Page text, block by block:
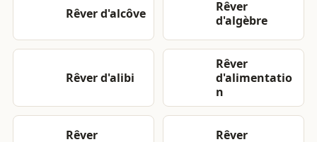
Rêver d'alcôve
Rêver
d'algèbre
Rêver d'alibi
Rêver
d'alimentatio
n
Rêver
Rêver